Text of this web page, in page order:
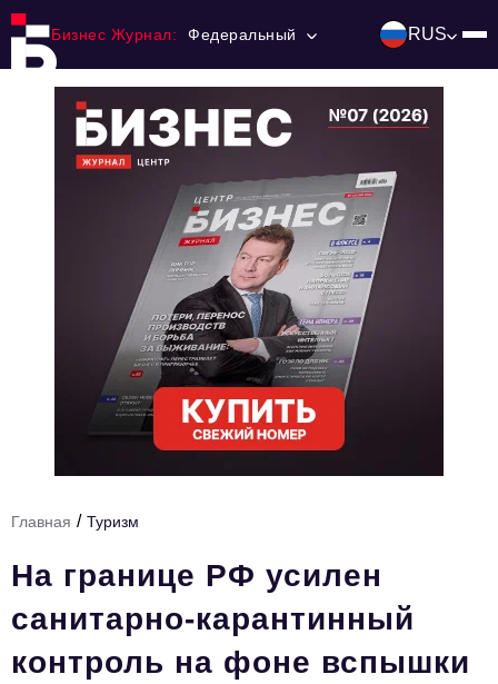
Бизнес Журнал: Федеральный RUS
Ниши и рынки
Технологии и тренды
Тема номера
HR
Персона номера
Юридический практикум
Главная / Туризм
На границе РФ усилен
санитарно-карантинный
контроль на фоне вспышки